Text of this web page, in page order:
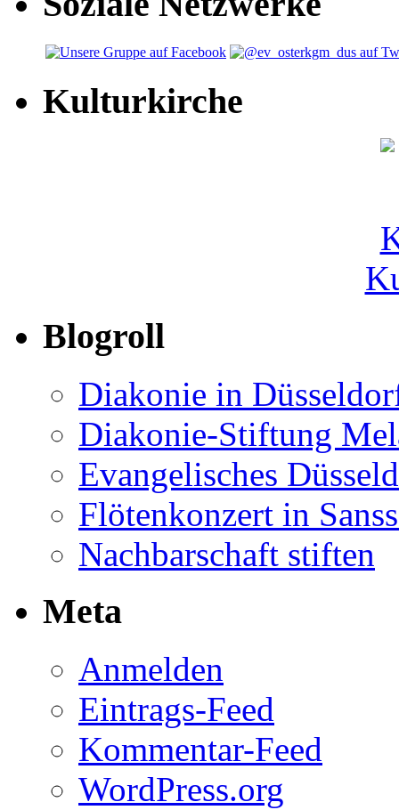
Kulturkirche
Blogroll
Diakonie in
Diakonie-Stiftung
Evangelisches
Flötenkonzert in
Nachbarschaft stiften
Meta
Anmelden
Eintrags-Feed
Kommentar-Feed
WordPress.org